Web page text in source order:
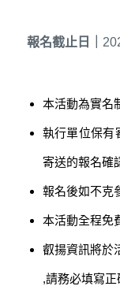
報名截止日｜
本活動為實名
執行單位保有
寄送的報名確
報名後如不克
本活動全程免
叡揚資訊將於
,請務必填寫正